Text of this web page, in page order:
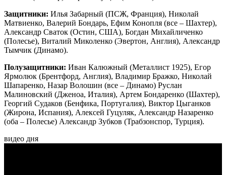
Защитники: Илья Забарный (ПСЖ, Франция), Николай
Матвиенко, Валерий Бондарь, Ефим Конопля (все – Шахтер),
Александр Сваток (Остин, США), Богдан Михайличенко
(Полесье), Виталий Миколенко (Эвертон, Англия), Александр
Тымчик (Динамо).
Полузащитники: Иван Калюжный (Металлист 1925), Егор
Ярмолюк (Брентфорд, Англия), Владимир Бражко, Николай
Шапаренко, Назар Волошин (все – Динамо) Руслан
Малиновский (Дженоа, Италия), Артем Бондаренко (Шахтер),
Георгий Судаков (Бенфика, Португалия), Виктор Цыганков
(Жирона, Испания), Алексей Гуцуляк, Александр Назаренко
(оба – Полесье) Александр Зубков (Трабзонспор, Турция).
видео дня